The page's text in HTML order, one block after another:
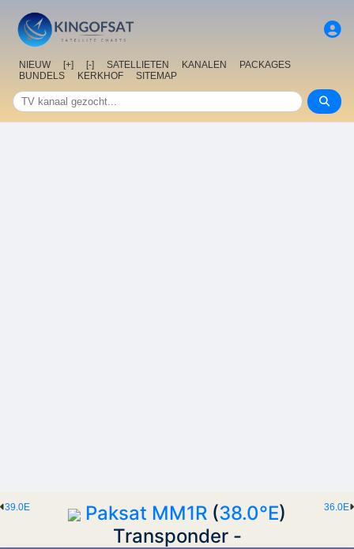
NIEUW [+] [-] SATELLIETEN KANALEN
PACKAGES
BUNDELS
KERKHOF SITEMAP
36.0E
39.0E Paksat MM1R (38.0°E)
Transponder -